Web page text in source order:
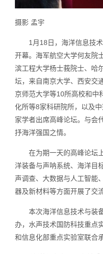
摄影 孟宇
1月18日，海洋信息技
开幕。海军航空大学何友院
滨工程大学杨士莪院士、哈
坛，来自南京大学、西安交
京师范大学等10所高校和中
化所等8家科研院所，以及
家学者出席高峰论坛。与会
抒海洋强国之情。
在为期一天的高峰论坛
洋装备与声呐系统、海洋目
声调查、大数据与人工智能
器及新材料等方面开展了交
本次海洋信息技术与装
办，水声技术国防科技重点
和信息化部重点实验室联合承